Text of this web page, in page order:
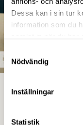
Dessa kan i sin tur
information som du
Samtyckesval
Nödvändig
Inställningar
Statistik
Motivering: Från
biroll till huvudroll.